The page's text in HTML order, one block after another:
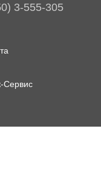
3-555-305
Сервис